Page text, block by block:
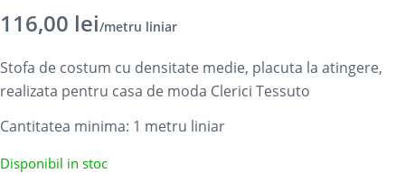
116,00 lei/metru liniar
Stofa de costum cu densitate medie, placuta la atingere,
realizata pentru casa de moda Clerici Tessuto
Cantitatea minima: 1 metru liniar
Disponibil in stoc